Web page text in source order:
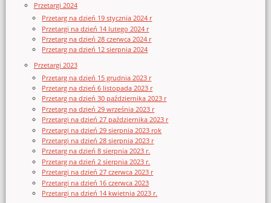
Przetargi 2024
Przetarg na dzień 19 stycznia 2024 r
Przetargi na dzień 14 lutego 2024 r
Przetarg na dzień 28 czerwca 2024 r
Przetarg na dzień 12 sierpnia 2024
Przetargi 2023
Przetarg na dzień 15 grudnia 2023 r
Przetarg na dzień 6 listopada 2023 r
Przetarg na dzień 30 października 2023 r
Przetarg na dzień 29 września 2023 r
Przetargi na dzień 27 października 2023 r
Przetargi na dzień 29 sierpnia 2023 rok
Przetargi na dzień 28 sierpnia 2023 r
Przetarg na dzień 8 sierpnia 2023 r.
Przetarg na dzień 2 sierpnia 2023 r.
Przetargi na dzień 27 czerwca 2023 r
Przetargi na dzień 16 czerwca 2023
Przetargi na dzień 14 kwietnia 2023 r.